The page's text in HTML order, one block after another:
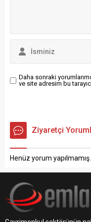
yayımlanarak yürürlüğe
girdi. MADDE...
Daha sonraki
ve site adresim bu
Ziyaretçi
Henüz yorum yapılmamış.